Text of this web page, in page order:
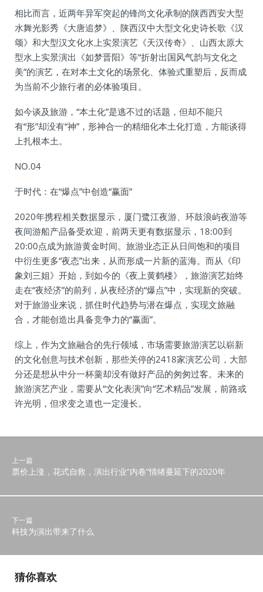
相比而言，近两年异军突起的锋尚文化承制的陕西西安大型
水舞光影秀《大唐追梦》、陕西汉中大型文化史诗长歌《汉
颂》和大型汉文化水上实景演艺《天汉传奇》、山西太原大
型水上实景演出《如梦晋阳》等“折射出国风气韵与文化之
美”的演艺，在对本土文化的场景化、体验式重塑后，反而成
为当前不少旅行者的必体验项目。
如今谈及旅游，“本土化”是逃不过的话题，但却不能只
有“形”却没有“神”，形神合一的精细化本土化打造，方能谈得
上扎根本土。
NO.04
于时代：在“爆点”中创造“赢面”
2020年携程相关数据显示，厦门鹭江夜游、环鼓浪屿夜游等
夜间游船产品备受欢迎，前两天更有数据显示，18:00到
20:00点成为旅游黄金时间。旅游业态正从日间饱和的项目
中衍生更多“夜态”出来，从而形成一片新的蓝海。而从《印
象刘三姐》开始，到如今的《夜上黄鹤楼》，旅游演艺始终
走在“夜经济”的前列，从夜经济的“爆点”中，实现新的突破。
对于旅游业来说，抓住时代趋势与潜在爆点，实现文旅融
合，才能创造出具备竞争力的“赢面”。
综上，作为文旅融合的先行领域，市场需要旅游演艺以崭新
的文化创意与技术创新，那些关停的2418家演艺公司，大部
分还是想从中分一杯羹却没有做好产品的匆匆过客。未来的
旅游演艺产业，需要从“文化表演”向“艺术精品”发展，前路或
许光明，但求变之道也一定漫长。
上一篇
票价上涨，花式自救，演出行业“内卷”情绪蔓延下的2020年
下一篇
科技为演出带来了什么
猜你喜欢